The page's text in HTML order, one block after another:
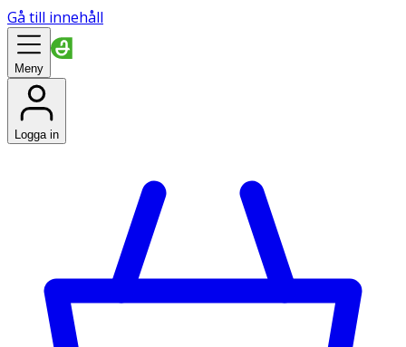
Gå till innehåll
Meny
Logga in